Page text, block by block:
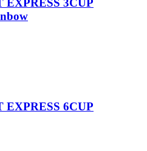
6CUP